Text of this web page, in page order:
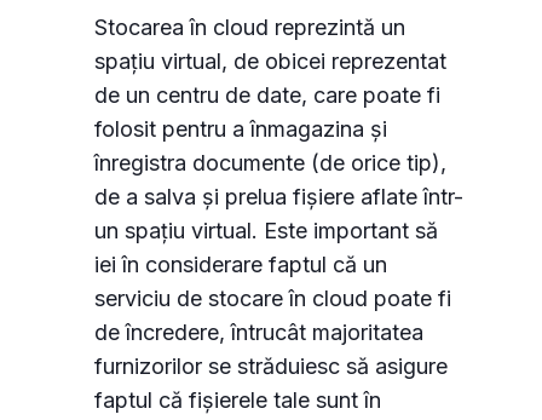
Stocarea în cloud reprezintă un
spațiu virtual, de obicei reprezentat
de un centru de date, care poate fi
folosit pentru a înmagazina și
înregistra documente (de orice tip),
de a salva și prelua fișiere aflate într-
un spațiu virtual. Este important să
iei în considerare faptul că un
serviciu de stocare în cloud poate fi
de încredere, întrucât majoritatea
furnizorilor se străduiesc să asigure
faptul că fișierele tale sunt în